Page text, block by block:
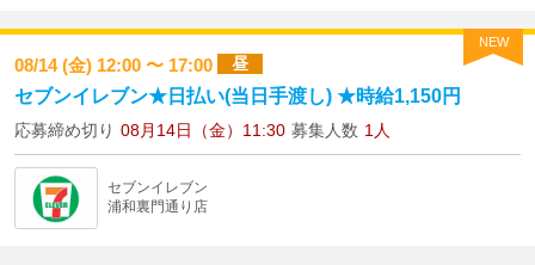
NEW
08/14 (金) 12:00 〜 17:00 昼
セブンイレブン★日払い(当日手渡し) ★時給1,150円
応募締め切り 08月14日（金）11:30 募集人数 1人
セブンイレブン
浦和裏門通り店